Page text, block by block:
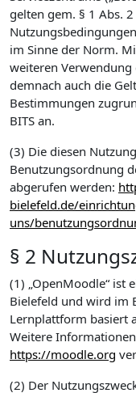
gelten gem. § 1 Abs.
im Sinne der Norm.
weiteren
demnach auch die
Bestimmungen
BITS an.
(3) Die diesen
Benutzungsordnung
abgerufen werden:
bielefeld.de/
uns/
§ 2
(1) „OpenMoodle“ ist
Bielefeld und wird im
Lernplattform basiert
Weitere
https://moodle.org
(2) Der